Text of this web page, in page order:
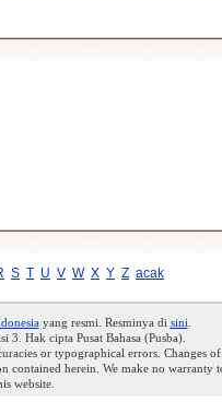
S T U V W X Y Z acak
yang resmi. Resminya di sini
3. Hak cipta Pusat Bahasa (Pusba).
or typographical errors. Changes of
contained herein. We make no warranty
website.